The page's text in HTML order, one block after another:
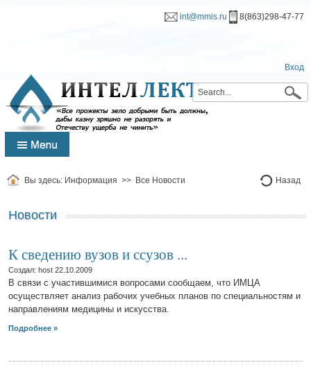
int@mmis.ru 8(863)298-47-77
Вход
Вы здесь: Информация >> Все Новости Назад
Новости
К сведению вузов и ссузов ...
Создал: host 22.10.2009
В связи с участившимися вопросами сообщаем, что ИМЦА
осуществляет анализ рабочих учебных планов по специальностям и
направлениям медицины и искусства.
Подробнее »